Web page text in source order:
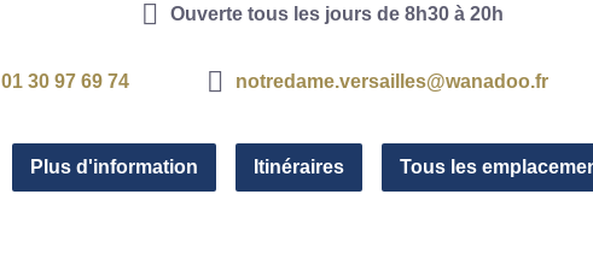
Ouverte tous les jours de 8h30 à 20h
01 30 97 69 74 notredame.versailles@wanadoo.fr
Plus d'information Itinéraires Tous les